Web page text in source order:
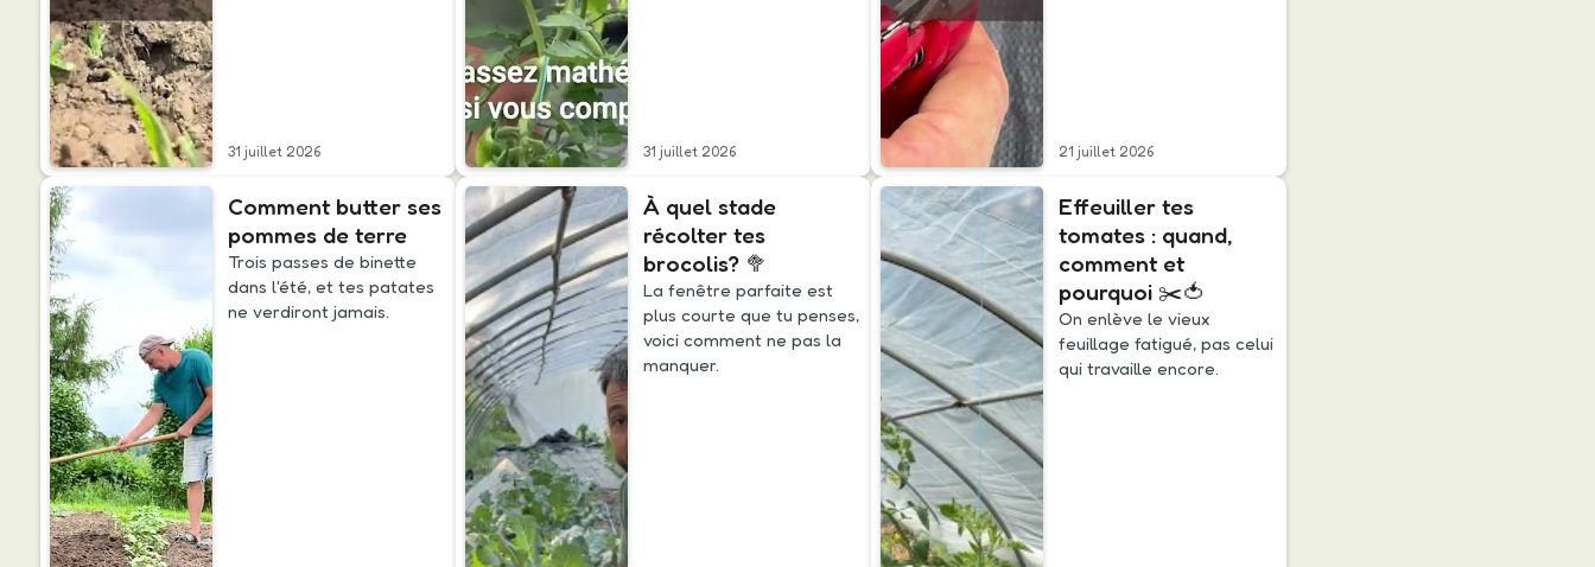
31 juillet 2026 31 juillet 2026 21 juillet 2026
Comment butter ses
pommes de terre
Trois passes de binette
dans l'été, et tes patates
ne verdiront jamais.
À quel stade
récolter tes
brocolis? 🥦
La fenêtre parfaite est
plus courte que tu penses,
voici comment ne pas la
manquer.
Effeuiller tes
tomates : quand,
comment et
pourquoi ✂️🍅
On enlève le vieux
feuillage fatigué, pas celui
qui travaille encore.